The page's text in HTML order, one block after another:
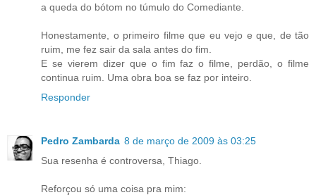
a queda do bótom no túmulo do Comediante.
Honestamente, o primeiro filme que eu vejo e que, de tão
ruim, me fez sair da sala antes do fim.
E se vierem dizer que o fim faz o filme, perdão, o filme
continua ruim. Uma obra boa se faz por inteiro.
Responder
Pedro Zambarda 8 de março de 2009 às 03:25
Sua resenha é controversa, Thiago.
Reforçou só uma coisa pra mim: